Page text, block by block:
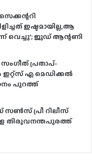
ഇഷ്ടമായില്ല,ആ
വെച്ചു’; ജൂഡ് ആന്റണി
പ്രതാപ്-
ഇറ്റ്സ് എ മെഡിക്കൽ
പുറത്ത്
പ്രീ റിലീസ്
തിരുവനന്തപുരത്ത്